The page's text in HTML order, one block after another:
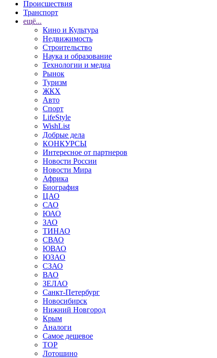
Происшествия
Транспорт
ещё...
Кино и Культура
Недвижимость
Строительство
Наука и образование
Технологии и медиа
Рынок
Туризм
ЖКХ
Авто
Спорт
LifeStyle
WishList
Добрые дела
КОНКУРСЫ
Интересное от партнеров
Новости России
Новости Мира
Африка
Биография
ЦАО
САО
ЮАО
ЗАО
ТИНАО
СВАО
ЮВАО
ЮЗАО
СЗАО
ВАО
ЗЕЛАО
Санкт-Петербург
Новосибирск
Нижний Новгород
Крым
Аналоги
Самое дешевое
TOP
Лотошино